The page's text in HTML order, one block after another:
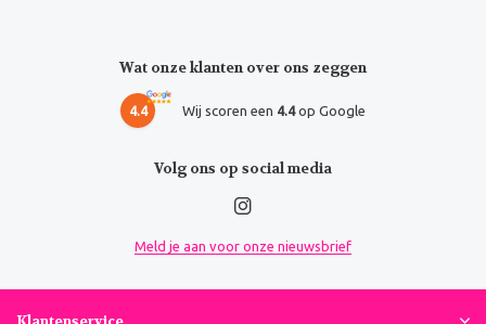
Wat onze klanten over ons zeggen
4.4 Wij scoren een 4.4op Google
Volg ons op social media
Meld je aan voor onze nieuwsbrief